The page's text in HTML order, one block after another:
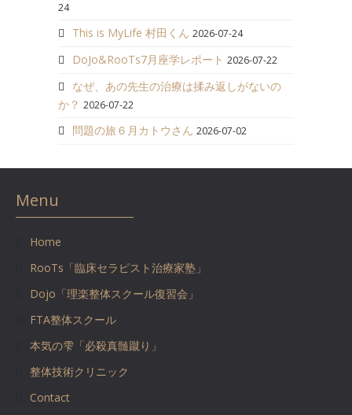
24
This is MyLife 村田くん 2026-07-24
DoJo&RooTs7月座学レポート 2026-07-22
なぜ、あの先生の治療は揉み返しがないの
か？ 2026-07-22
問題の旅６月カトウさん 2026-07-02
Menu
Home
RooTs「臨床セラピスト治療家塾」
Dojo「理楽整体スクール復習会」
FTA整体スクール
本気の雫「必殺真髄蹴り」
整体技術クリニック
Contact